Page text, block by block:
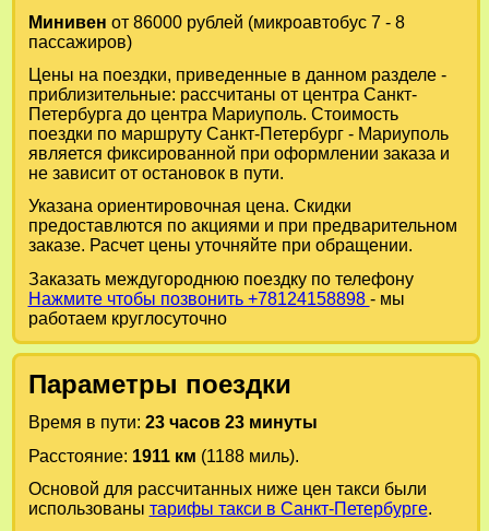
Минивен от 86000 рублей (микроавтобус 7 - 8
пассажиров)
Цены на поездки, приведенные в данном разделе -
приблизительные: рассчитаны от центра Санкт-
Петербурга до центра Мариуполь. Стоимость
поездки по маршруту Санкт-Петербург - Мариуполь
является фиксированной при оформлении заказа и
не зависит от остановок в пути.
Указана ориентировочная цена. Скидки
предоставлются по акциями и при предварительном
заказе. Расчет цены уточняйте при обращении.
Заказать междугороднюю поездку по телефону
Нажмите чтобы позвонить +78124158898 - мы
работаем круглосуточно
Параметры поездки
Время в пути: 23 часов 23 минуты
Расстояние: 1911 км (1188 миль).
Основой для рассчитанных ниже цен такси были
использованы тарифы такси в Санкт-Петербурге.